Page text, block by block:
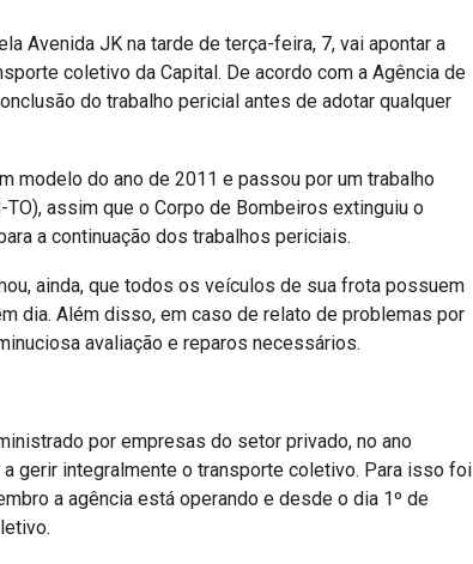
Avenida JK na tarde de terça-feira, 7, vai apontar a
coletivo da Capital. De acordo com a Agência de
do trabalho pericial antes de adotar qualquer
modelo do ano de 2011 e passou por um trabalho
assim que o Corpo de Bombeiros extinguiu o
a continuação dos trabalhos periciais.
ainda, que todos os veículos de sua frota possuem
dia. Além disso, em caso de relato de problemas por
avaliação e reparos necessários.
por empresas do setor privado, no ano
gerir integralmente o transporte coletivo. Para isso foi
a agência está operando e desde o dia 1º de